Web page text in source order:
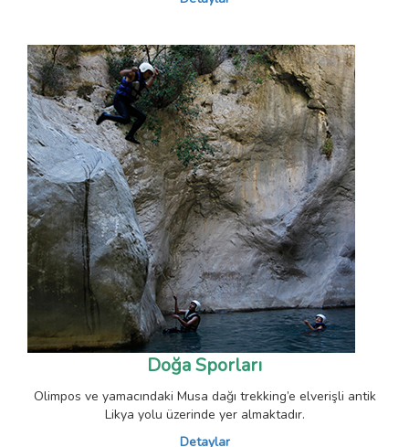
Doğa Sporları
Olimpos ve yamacındaki Musa dağı trekking’e elverişli antik
Likya yolu üzerinde yer almaktadır.
Detaylar